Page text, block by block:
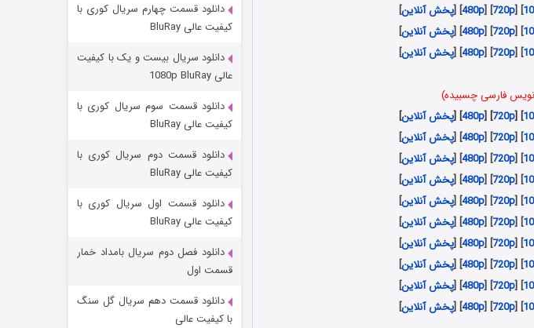
] [
720p
] [
480p
] [پخش آنلاین]
] [
720p
] [
480p
] [پخش آنلاین]
] [
720p
] [
480p
] [پخش آنلاین]
فارسی چسبیده)
] [
720p
] [
480p
] [پخش آنلاین]
] [
720p
] [
480p
] [پخش آنلاین]
] [
720p
] [
480p
] [پخش آنلاین]
] [
720p
] [
480p
] [پخش آنلاین]
] [
720p
] [
480p
] [پخش آنلاین]
] [
720p
] [
480p
] [پخش آنلاین]
] [
720p
] [
480p
] [پخش آنلاین]
] [
720p
] [
480p
] [پخش آنلاین]
] [
720p
] [
480p
] [پخش آنلاین]
] [
720p
] [
480p
] [پخش آنلاین]
مردگان متحرک: شهر مرده ۳
شکست استوارت در نجات جهان
قسمت 7 (زیرنویس) منتشر شد
دانلود قسمت چهارم سریال کوری با
کیفیت عالی BluRay
دانلود سریال بیست و یک با کیفیت
عالی 1080p BluRay
دانلود قسمت سوم سریال کوری با
کیفیت عالی BluRay
دانلود قسمت دوم سریال کوری با
کیفیت عالی BluRay
دانلود قسمت اول سریال کوری با
کیفیت عالی BluRay
دانلود فصل دوم سریال بامداد خمار
قسمت اول
دانلود قسمت دهم سریال گل سنگ
با کیفیت عالی